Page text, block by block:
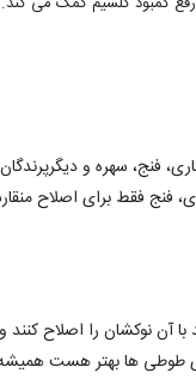
فنج، سهره و
فنج فقط برای اصلاح
آن نوکشان را اصلاح
طوطی ها بهتر هست